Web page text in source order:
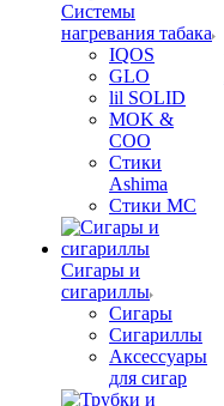
Системы
нагревания табака
IQOS
GLO
lil SOLID
MOK &
COO
Стики
Ashima
Стики MC
Сигары и
сигариллы
Сигары
Сигариллы
Аксессуары
для сигар